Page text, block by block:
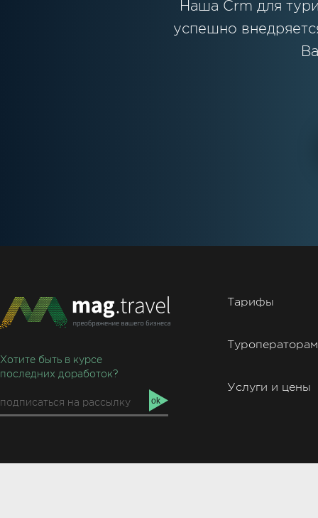
Наша Crm для
успешно
Хотите быть в курсе
последних доработок?
Тарифы
Туроператорам
Услуги и цены